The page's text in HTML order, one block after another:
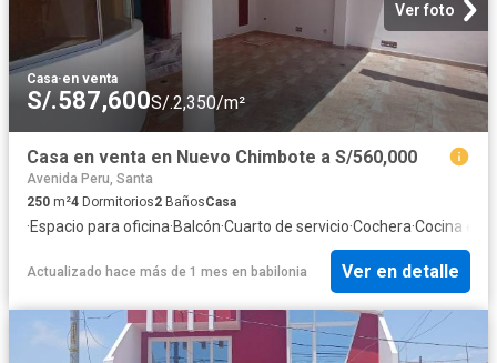
Ver foto
Casa·en venta
S/.587,600S/.2,350/m²
Casa en venta en Nuevo Chimbote a S/560,000
Avenida Peru, Santa
250 m²4 Dormitorios2 BañosCasa
·Espacio para oficina·Balcón·Cuarto de servicio·Cochera·Cocina
Actualizado hace más de 1 mes en babilonia Ver en detalle